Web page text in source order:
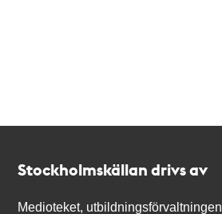
Stockholmskällan drivs av
Medioteket, utbildningsförvaltningen